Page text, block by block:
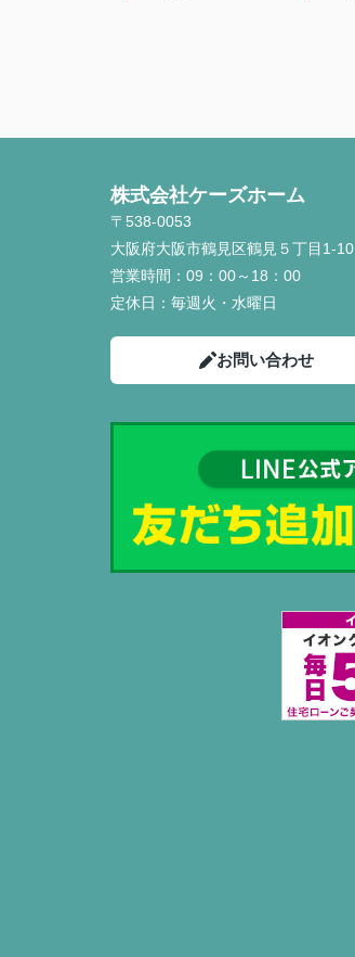
株式会社ケーズホーム
〒538-0053
大阪府大阪市鶴見区鶴見５丁目1-10
営業時間： 09：00～18：00
定休日： 毎週火・水曜日
お問い合わせ